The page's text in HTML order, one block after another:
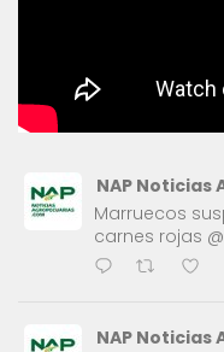
NAP Noticias
Marruecos
carnes rojas
NAP Noticias